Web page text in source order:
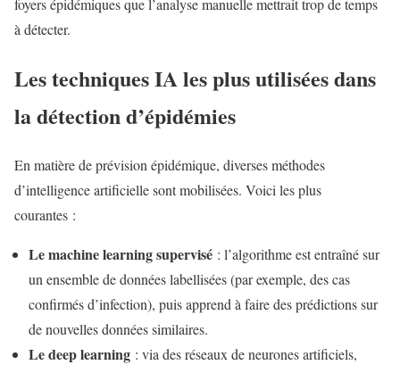
foyers épidémiques que l’analyse manuelle mettrait trop de temps
à détecter.
Les techniques IA les plus utilisées dans
la détection d’épidémies
En matière de prévision épidémique, diverses méthodes
d’intelligence artificielle sont mobilisées. Voici les plus
courantes :
Le machine learning supervisé : l’algorithme est entraîné sur
un ensemble de données labellisées (par exemple, des cas
confirmés d’infection), puis apprend à faire des prédictions sur
de nouvelles données similaires.
Le deep learning : via des réseaux de neurones artificiels,